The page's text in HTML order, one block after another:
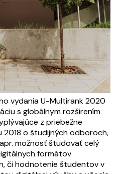
vydania U-Multirank 2020
s globálnym rozšírením
z priebežne
2018 o študijných odboroch,
možnosť študovať celý
formátov
či hodnotenie študentov v